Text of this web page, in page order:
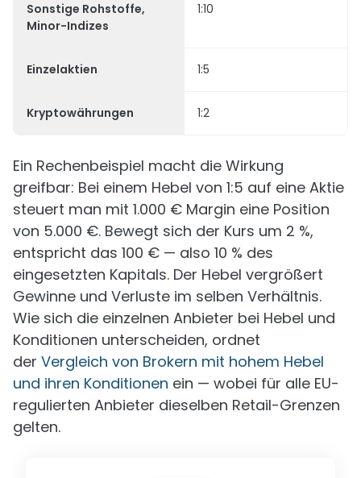
Sonstige Rohstoffe,
Minor-Indizes
1:10
Einzelaktien 1:5
Kryptowährungen 1:2
Ein Rechenbeispiel macht die Wirkung
greifbar: Bei einem Hebel von 1:5 auf eine Aktie
steuert man mit 1.000 € Margin eine Position
von 5.000 €. Bewegt sich der Kurs um 2 %,
entspricht das 100 € — also 10 % des
eingesetzten Kapitals. Der Hebel vergrößert
Gewinne und Verluste im selben Verhältnis.
Wie sich die einzelnen Anbieter bei Hebel und
Konditionen unterscheiden, ordnet
der Vergleich von Brokern mit hohem Hebel
und ihren Konditionen ein — wobei für alle EU-
regulierten Anbieter dieselben Retail-Grenzen
gelten.